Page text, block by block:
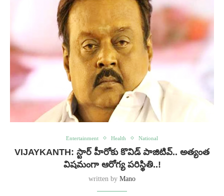
Entertainment Health National
VIJAYKANTH: స్టార్ హీరోకు కొవిడ్ పాజిటివ్.. అత్యంత
విషమంగా ఆరోగ్య పరిస్థితి..!
written by Mano